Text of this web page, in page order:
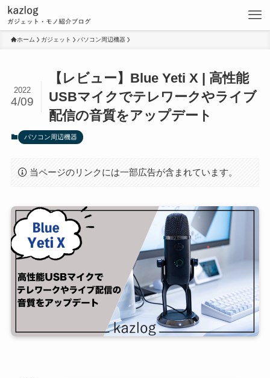
ホーム ガジェット パソコン周辺機器
【レビュー】Blue Yeti X | 高性能
USBマイクでテレワークやライブ
配信の音質をアップデート
2022
4/09
パソコン周辺機器
当ページのリンクには一部広告が含まれています。